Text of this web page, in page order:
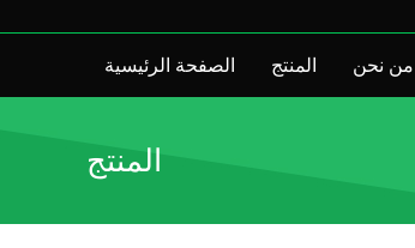
الصفحة الرئيسية المنتج من نحن
المنتج